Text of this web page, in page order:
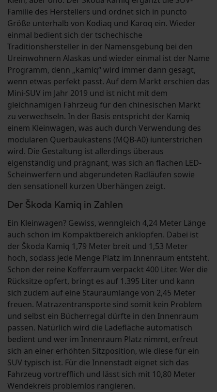
Familie des Herstellers und ordnet sich in puncto
Größe unterhalb von Kodiaq und Karoq ein. Wieder
einmal bedient sich der tschechische
Traditionshersteller in der Namensgebung bei den
Ureinwohnern Alaskas und wieder einmal ist der Name
Programm, denn „kamiq“ wird immer dann gesagt,
wenn etwas perfekt passt. Auf dem Markt erschien das
Mini-SUV im Jahr 2019 und ist nicht mit dem
gleichnamigen Fahrzeug für den chinesischen Markt
zu verwechseln. In der Basis entspricht der Kamiq
einem Kleinwagen, was auch durch Verwendung des
modularen Querbaukastens (MQB-A0) iunterstrichen
wird. Die Gestaltung ist allerdings überaus
eigenständig und prägnant, was sich an flachen LED-
Scheinwerfern und abgerundeten Radläufen sowie
den sensationell kurzen Überhängen zeigt.
Der Škoda Kamiq in Zahlen
Ein Kleinwagen? Gewiss, wenngleich 4,24 Meter Länge
auch schon im Kompaktbereich anklopfen. Dabei ist
der Škoda Kamiq 1,79 Meter breit und 1,53 Meter
hoch, sodass jede Menge Platz im Innenraum entsteht.
Schon der reine Kofferraum verpackt 400 Liter. Wer die
Rücksitze opfert, bringt es auf 1.395 Liter und kann
sich zudem auf eine Stauraumlänge von 2,45 Meter
freuen. Matrazentransporte sind somit kein Problem
und selbst ein Bücherregal dürfte in den Innenraum
passen. Natürlich wird die Ladefläche automatisch
bedient und wer im Innenraum Platz nimmt, erfreut
sich an einer erhöhten Sitzposition, wie diese für ein
SUV typisch ist. Für die Innenstadt eignet sich das
Fahrzeug vortrefflich und lässt sich mit 10,80 Meter
Wendekreis problemlos rangieren.